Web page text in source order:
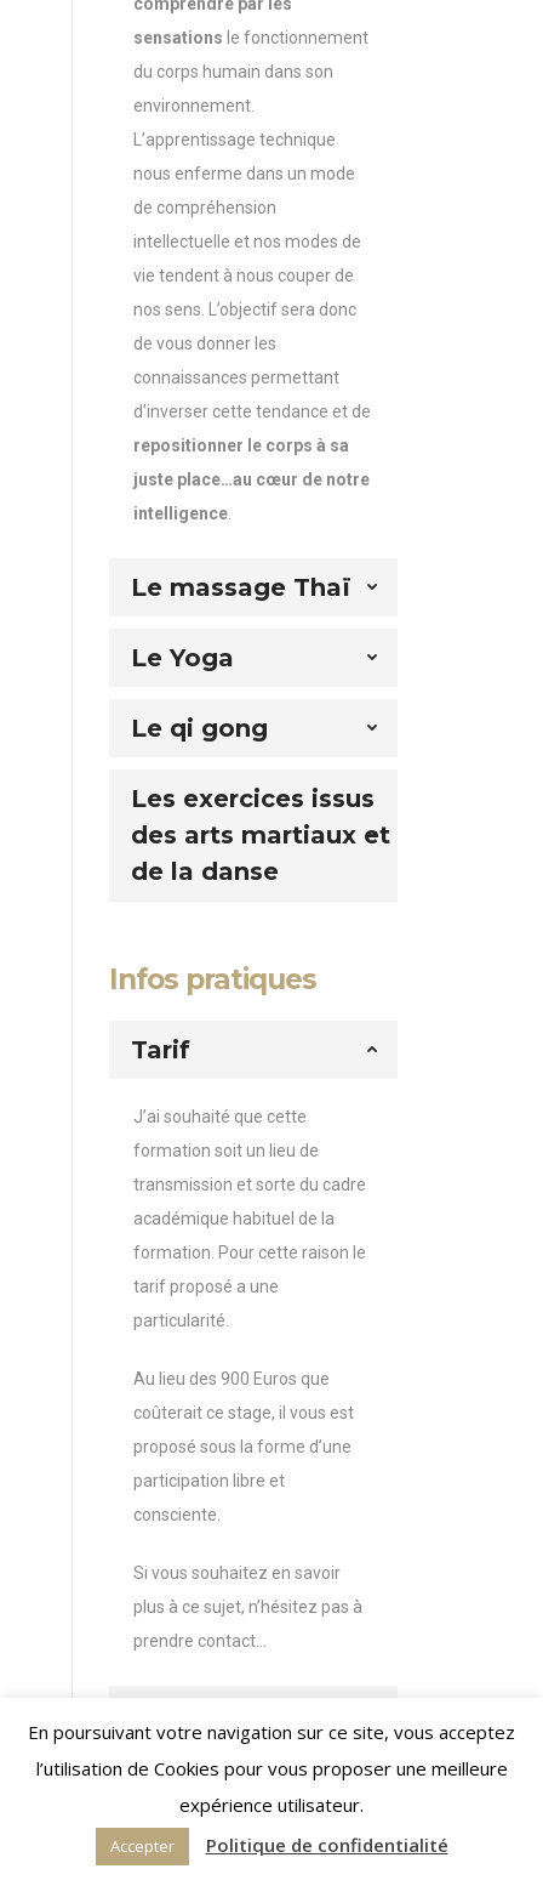
comprendre par les
sensations le fonctionnement
du corps humain dans son
environnement.
L’apprentissage technique
nous enferme dans un mode
de compréhension
intellectuelle et nos modes de
vie tendent à nous couper de
nos sens. L’objectif sera donc
de vous donner les
connaissances permettant
d’inverser cette tendance et de
repositionner le corps à sa
juste place…au cœur de notre
intelligence.
Le massage Thaï
Le Yoga
Le qi gong
Les exercices issus
des arts martiaux et
de la danse
Infos pratiques
Tarif
J’ai souhaité que cette
formation soit un lieu de
transmission et sorte du cadre
académique habituel de la
formation. Pour cette raison le
tarif proposé a une
particularité.
Au lieu des 900 Euros que
coûterait ce stage, il vous est
proposé sous la forme d’une
participation libre et
consciente.
Si vous souhaitez en savoir
plus à ce sujet, n’hésitez pas à
prendre contact…
Hébergement
En poursuivant votre navigation sur ce site, vous acceptez
l’utilisation de Cookies pour vous proposer une meilleure
expérience utilisateur.
Accepter Politique de confidentialité